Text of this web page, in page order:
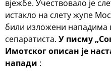
вјежбе. Учествовало је
истакло на слету жупе
били изложени нападима
сепаратиста. У писму
Имотског описан је
напади :